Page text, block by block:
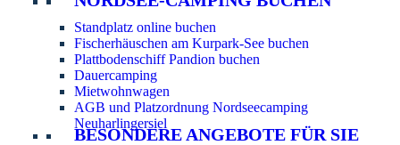
Standplatz online buchen
Fischerhäuschen am Kurpark-See buchen
Plattbodenschiff Pandion buchen
Dauercamping
Mietwohnwagen
AGB und Platzordnung Nordseecamping
Neuharlingersiel
BESONDERE ANGEBOTE FÜR SIE